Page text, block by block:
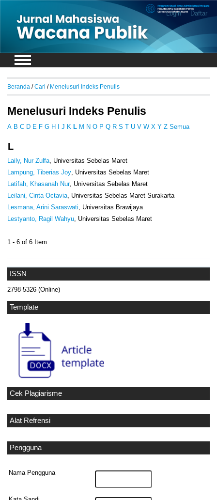
Login Daftar
ISSN
2798-5326 (Online)
Template
Cek Plagiarisme
Alat Refrensi
Pengguna
Nama Pengguna
Beranda /Cari / Menelusuri Indeks Penulis
Menelusuri Indeks Penulis
A B C D E F G H J K L M N O P Q R S T U V W X Y Z Semua
L
Laily, Nur Zulfa , Universitas Sebelas Maret
Lampung, Tiberias Joy , Universitas Sebelas Maret
Latifah, Khasanah Nur, Universitas Sebelas Maret
Leilani, Cinta Octavia , Universitas Sebelas Maret Surakarta
Lesmana, Arini Saraswati , Universitas Brawijaya
Lestyanto, Ragil Wahyu , Universitas Sebelas Maret
1 - 6 of 6 Item